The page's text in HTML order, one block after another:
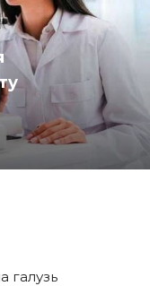
галузь